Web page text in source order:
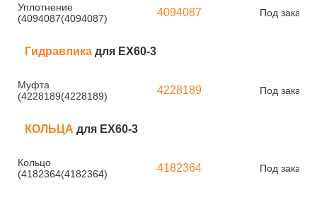
Уплотнение
(4094087(4094087)
4094087 Под заказ
Гидравлика для EX60-3
Муфта
(4228189(4228189)
4228189 Под заказ
КОЛЬЦА для EX60-3
Кольцо
(4182364(4182364)
4182364 Под заказ